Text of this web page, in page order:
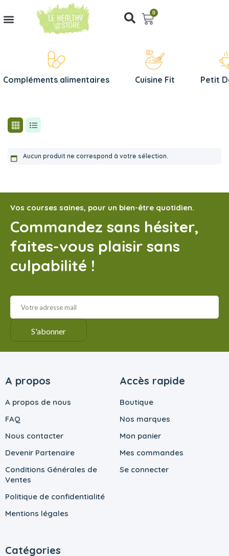
0
Compléments alimentaires Cuisine Fit Petit
Aucun produit ne correspond à votre sélection.
Vos courses saines, pour un bien-être quotidien.
Commandez sans hésiter,
faites-vous plaisir sans
culpabilité !
A propos
A propos de nous
FAQ
Nous contacter
Devenir Partenaire
Conditions Générales de
Ventes
Politique de confidentialité
Mentions légales
Accès rapide
Boutique
Nos marques
Mon panier
Mes commandes
Se connecter
Catégories